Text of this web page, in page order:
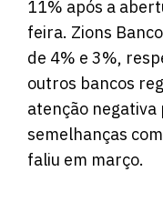
11% após a
feira. Zions
de 4% e 3%,
outros bancos
atenção negativa
semelhanças
faliu em março.